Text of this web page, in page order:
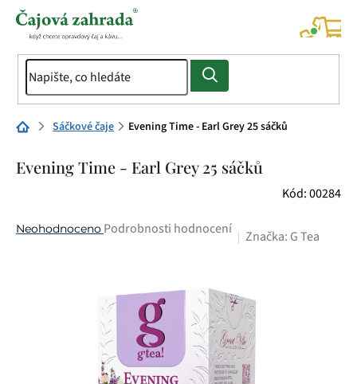
Přejít
Domů Sáčkové čaje Evening Time - Earl Grey 25 sáčků
Evening Time - Earl Grey 25 sáčků
Kód:00284
Průměrné
Neohodnoceno Podrobnosti hodnocení Značka: G Tea